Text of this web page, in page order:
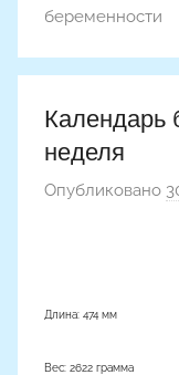
беременности
Календарь
неделя
Опубликовано
Длина: 474 мм
Вес: 2622 грамма